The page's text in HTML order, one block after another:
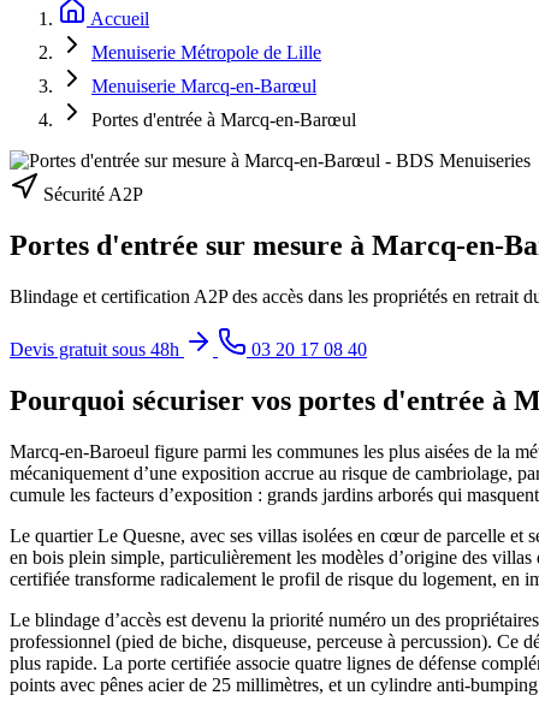
Accueil
Menuiserie Métropole de Lille
Menuiserie Marcq-en-Barœul
Portes d'entrée à Marcq-en-Barœul
Sécurité A2P
Portes d'entrée sur mesure à Marcq-en-
Blindage et certification A2P des accès dans les propriétés en retrait
Devis gratuit sous 48h 03 20 17 08 40
Pourquoi sécuriser vos portes d'entrée à
Marcq-en-Baroeul figure parmi les communes les plus aisées de la
mécaniquement d’une exposition accrue au risque de cambriolage,
cumule les facteurs d’exposition : grands jardins arborés qui
Le quartier Le Quesne, avec ses villas isolées en cœur de parcelle et
en bois plein simple, particulièrement les modèles d’origine des
certifiée transforme radicalement le profil de risque du logement, en
Le blindage d’accès est devenu la priorité numéro un des
professionnel (pied de biche, disqueuse, perceuse à percussion). Ce
plus rapide. La porte certifiée associe quatre lignes de défense
points avec pênes acier de 25 millimètres, et un cylindre anti-